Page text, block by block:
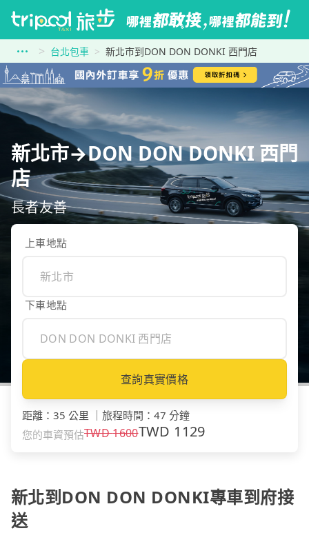
台北包車 新北市到DON DON DONKI 西門店
新北市→DON DON DONKI 西門
店
長者友善
上車地點
下車地點
查詢真實價格
距離 ： 35 公里 旅程時間 ： 47 分鐘
您的車資預估TWD1600TWD 1129
新北到DON DON DONKI專車到府接
送